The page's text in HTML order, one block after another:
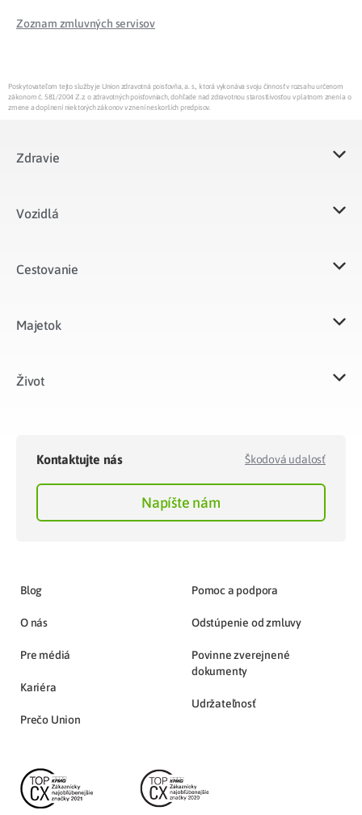
Zoznam zmluvných servisov
Poskytovateľom tejto služby je Union zdravotná poisťovňa, a. s., ktorá vykonáva svoju činnosť v rozsahu určenom
zákonom č. 581/2004 Z.z. o zdravotných poisťovniach, dohľade nad zdravotnou starostlivosťou v platnom znení a o
zmene a doplnení niektorých zákonov v znení neskorších predpisov.
Zdravie
Vozidlá​
Cestovanie
Majetok​
Život​
Kontaktujte nás Škodová udalosť
Napíšte nám
Blog
O nás
Pre médiá
Kariéra
Prečo Union
Pomoc a podpora
Odstúpenie od zmluvy
Povinne zverejnené
dokumenty
Udržateľnosť